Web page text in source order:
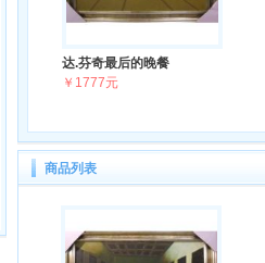
达.芬奇最后的晚餐
￥1777元
商品列表